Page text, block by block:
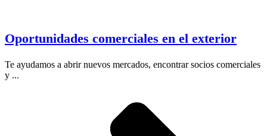
Oportunidades comerciales en el exterior
Te ayudamos a abrir nuevos mercados, encontrar socios comerciales
y ...